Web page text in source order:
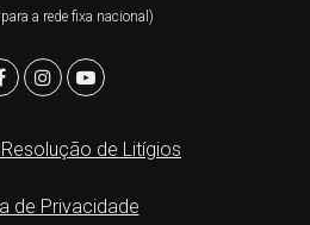
a rede fixa nacional)
de Litígios
de Privacidade